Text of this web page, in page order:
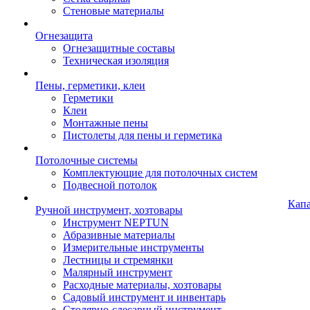
Стеновые материалы
Огнезащита
Огнезащитные составы
Техническая изоляция
Пены, герметики, клеи
Герметики
Клеи
Монтажные пены
Пистолеты для пены и герметика
Потолочные системы
Комплектующие для потолочных систем
Подвесной потолок
Ручной инструмент, хозтовары
Инструмент NEPTUN
Абразивные материалы
Измерительные инструменты
Лестницы и стремянки
Малярный инструмент
Расходные материалы, хозтовары
Садовый инструмент и инвентарь